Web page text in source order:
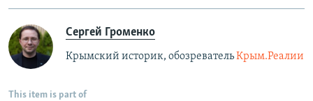
Сергей Громенко
Крымский историк, обозревательКрым.Реалии
This item is part of